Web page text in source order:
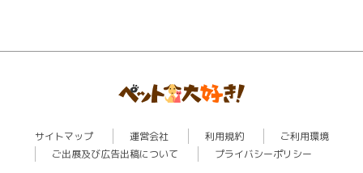
サイトマップ 運営会社 利用規約
ご利用環境
ご出展及び広告出稿について
プライバシーポリシー